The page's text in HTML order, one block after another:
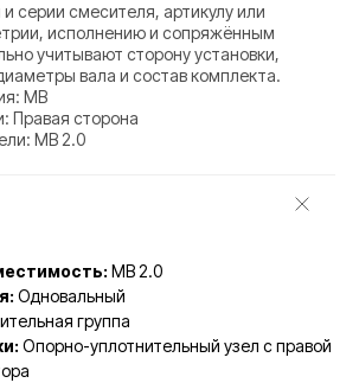
серии смесителя, артикулу или
исполнению и сопряжённым
учитывают сторону установки,
вала и состав комплекта.
MB
Правая сторона
MB 2.0
MB 2.0
Одновальный
группа
Опорно-уплотнительный узел с правой